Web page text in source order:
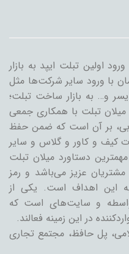
۱۳۸۹ همراه با ورود اولین تبلت ایپد به بازار
با ورود سایر شرکت‌ها مثل
و… به بازار ساخت تبلت؛
تبلت با همکاری جمعی
بر آن است که ضمن حفظ
کیف و کاور و گلاس و سایر
دستاورد میلان تبلت
عزیز می‌باشد و رمز
این اهداف است. یکی از
و سایت‌های است که
در این زمینه فعالند.
پل حافظ، مجتمع تجاری